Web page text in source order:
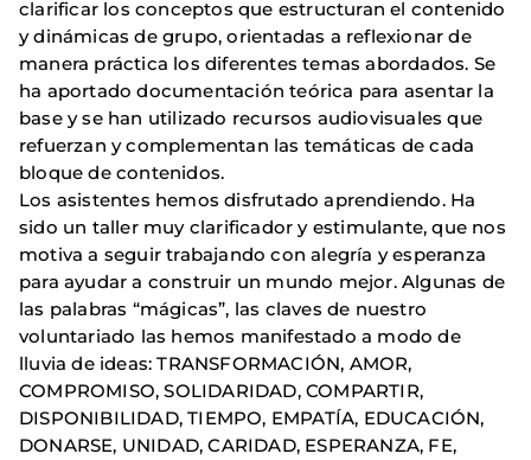
clarificar los conceptos que estructuran el contenido
y dinámicas de grupo, orientadas a reflexionar de
manera práctica los diferentes temas abordados. Se
ha aportado documentación teórica para asentar la
base y se han utilizado recursos audiovisuales que
refuerzan y complementan las temáticas de cada
bloque de contenidos.
Los asistentes hemos disfrutado aprendiendo. Ha
sido un taller muy clarificador y estimulante, que nos
motiva a seguir trabajando con alegría y esperanza
para ayudar a construir un mundo mejor. Algunas de
las palabras “mágicas”, las claves de nuestro
voluntariado las hemos manifestado a modo de
lluvia de ideas: TRANSFORMACIÓN, AMOR,
COMPROMISO, SOLIDARIDAD, COMPARTIR,
DISPONIBILIDAD, TIEMPO, EMPATÍA, EDUCACIÓN,
DONARSE, UNIDAD, CARIDAD, ESPERANZA, FE,